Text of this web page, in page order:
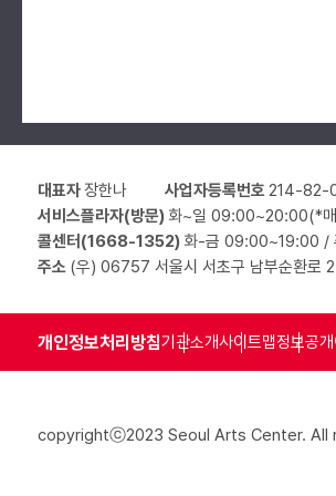
대표자장한나 사업자등록번호214-82-
서비스플라자(방문) 화~일 09:00~20:00(*매
콜센터(1668-1352) 화-금 09:00~19:00 /
주소 (우) 06757 서울시 서초구 남부순환로
개인정보처리방침기관소개사이트맵정보공개
copyrightⓒ2023 Seoul Arts Center. All